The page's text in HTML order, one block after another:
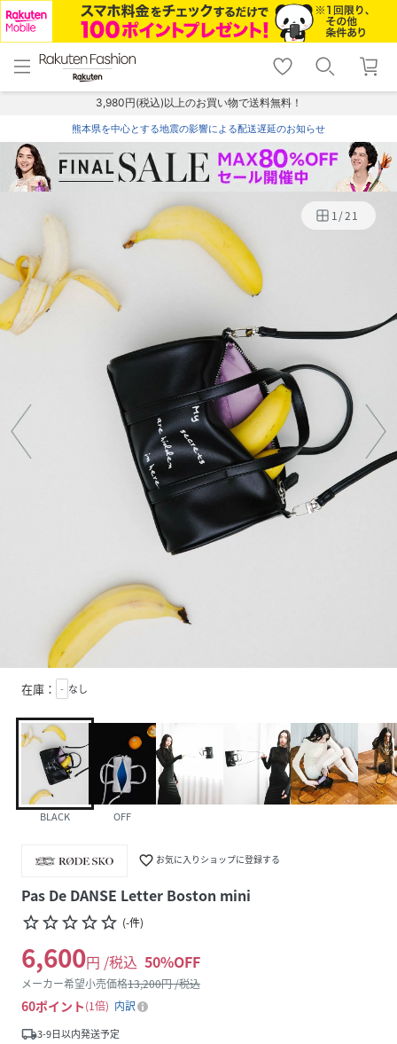
menu home
トップ
shopping_cart lock_outline
ログイン
3,980円(税込)以上のお買い物で送料無料！
熊本県を中心とする地震の影響による配送遅延のお知らせ
1/21
在庫： - なし
BLACK OFF
favorite_border お気に入りショップに登録する
Pas De DANSE Letter Boston mini
star_borderstar_borderstar_borderstar_borderstar_border (-件)
6,600円 /税込 50%OFF
メーカー希望小売価格13,200円 /税込
60ポイント 1倍
内訳
local_shipping3-9日以内発送予定